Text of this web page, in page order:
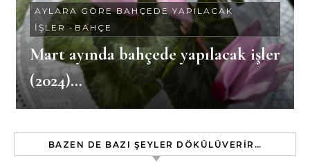
AYLARA GÖRE BAHÇEDE YAPILACAK
İŞLER - BAHÇE
Mart ayında bahçede yapılacak işler
(2024)…
BAZEN DE BAZI ŞEYLER DÖKÜLÜVERIR…